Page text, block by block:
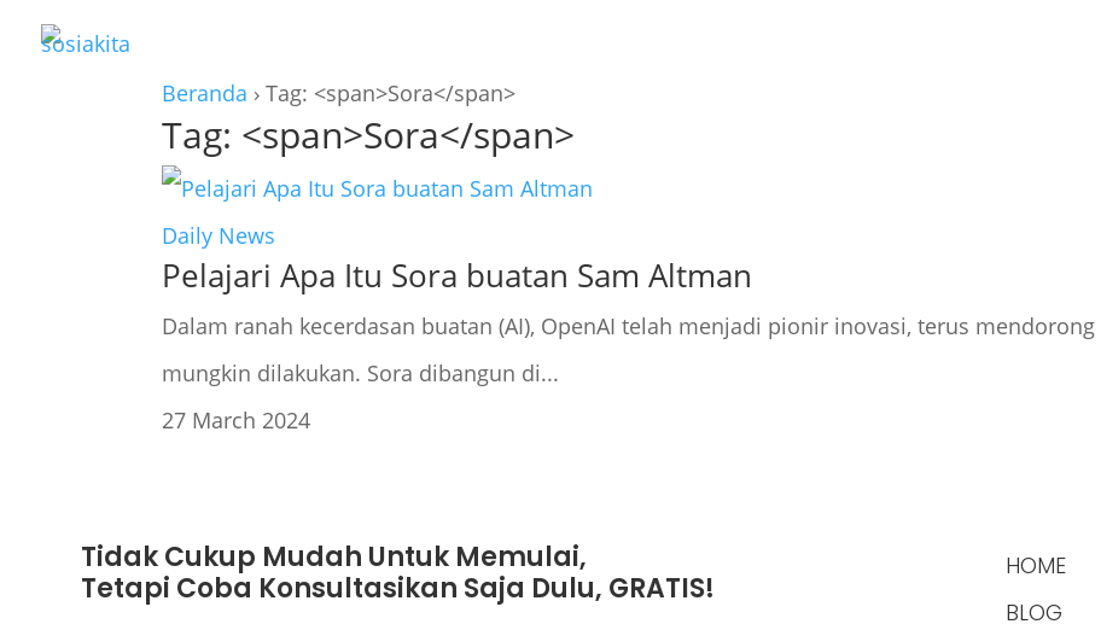
Beranda ›Tag: <span>Sora</span>
Tag: <span>Sora</span>
Daily News
Pelajari Apa Itu Sora buatan Sam Altman
Dalam ranah kecerdasan buatan (AI), OpenAI telah menjadi pionir inovasi, terus
mungkin dilakukan. Sora dibangun di...
27 March 2024
Tidak Cukup Mudah Untuk Memulai,
Tetapi Coba Konsultasikan Saja Dulu, GRATIS!
HOME
BLOG